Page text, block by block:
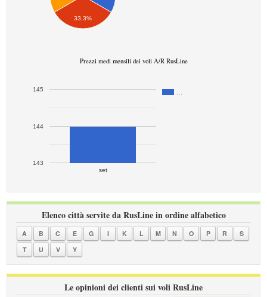
33.3%
Prezzi medi mensili dei voli A/R RusLine
set
143
144
145
Elenco città servite da RusLine in ordine alfabetico
A B C E G I K L M N O P R
S
T
U V Y
Le opinioni dei clienti sui voli RusLine